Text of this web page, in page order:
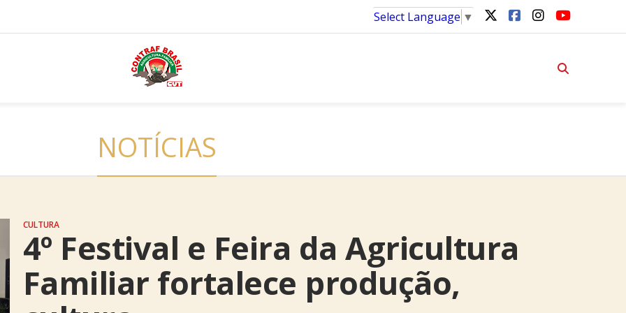
Select Language ▼
NOTÍCIAS
CULTURA
4º Festival e Feira da Agricultura
Familiar fortalece produção,